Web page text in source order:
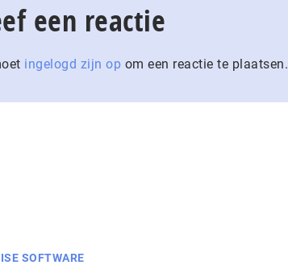
een reactie
ingelogd zijn op om een reactie te plaatsen.
SOFTWARE